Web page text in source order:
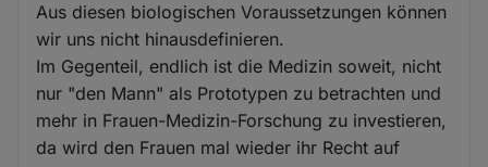
Aus diesen biologischen Voraussetzungen können
wir uns nicht hinausdefinieren.
Im Gegenteil, endlich ist die Medizin soweit, nicht
nur "den Mann" als Prototypen zu betrachten und
mehr in Frauen-Medizin-Forschung zu investieren,
da wird den Frauen mal wieder ihr Recht auf